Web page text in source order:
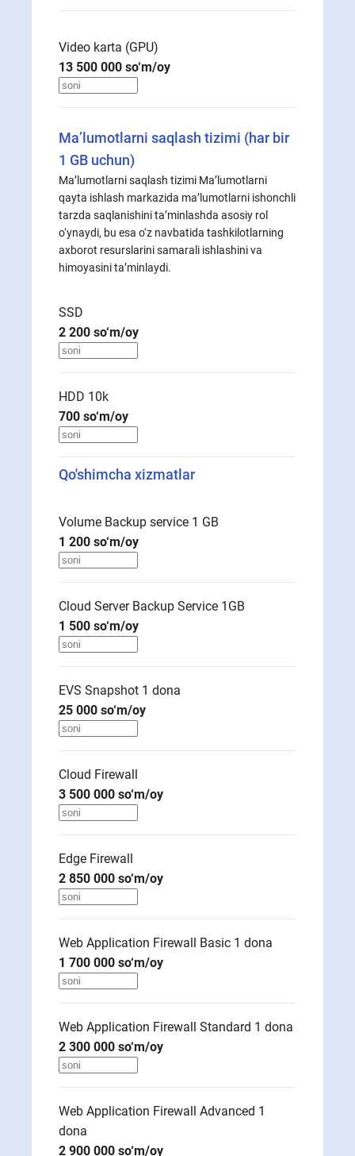
Video karta (GPU)
13 500 000 so‘m/oy
Ma’lumotlarni saqlash tizimi (har bir
1 GB uchun)
Ma’lumotlarni saqlash tizimi Ma’lumotlarni
qayta ishlash markazida ma’lumotlarni ishonchli
tarzda saqlanishini ta’minlashda asosiy rol
o‘ynaydi, bu esa o‘z navbatida tashkilotlarning
axborot resurslarini samarali ishlashini va
himoyasini ta’minlaydi.
SSD
2 200 so‘m/oy
HDD 10k
700 so‘m/oy
Qo'shimcha xizmatlar
Volume Backup service 1 GB
1 200 so‘m/oy
Cloud Server Backup Service 1GB
1 500 so‘m/oy
EVS Snapshot 1 dona
25 000 so‘m/oy
Cloud Firewall
3 500 000 so‘m/oy
Edge Firewall
2 850 000 so‘m/oy
Web Application Firewall Basic 1 dona
1 700 000 so‘m/oy
Web Application Firewall Standard 1 dona
2 300 000 so‘m/oy
Web Application Firewall Advanced 1
dona
2 900 000 so‘m/oy